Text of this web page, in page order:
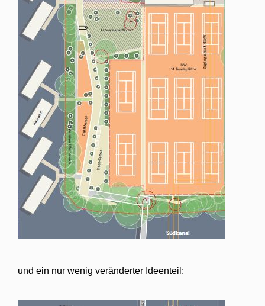
und ein nur wenig veränderter Ideenteil: